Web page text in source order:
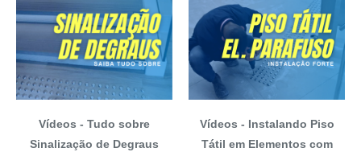
Vídeos - Tudo sobre
Sinalização de Degraus
Vídeos - Instalando Piso
Tátil em Elementos com